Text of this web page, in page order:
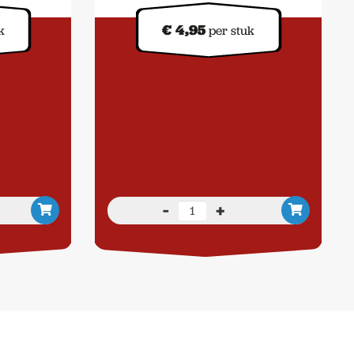
€ 4,95per stuk
-
Salamoia
Bolognese
+